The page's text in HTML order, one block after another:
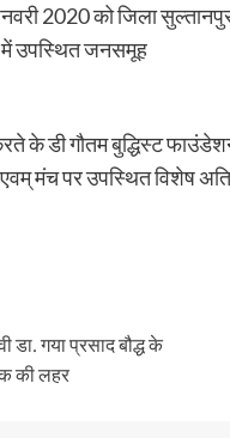
2020 को जिला सुल्तानपुर के
में उपस्थित जनसमूह
के डी गौतम बुद्धिस्ट
एवम् मंच पर उपस्थित विशेष
डा. गया प्रसाद बौद्ध के
की लहर